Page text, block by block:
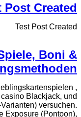
Post Created
Test Post Created
Boni &
,
Blackjack, und
versuchen.
Exposure (Pontoon),